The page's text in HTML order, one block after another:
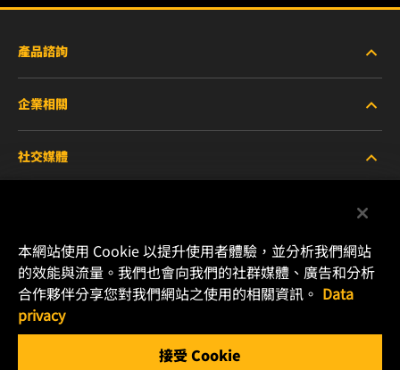
產品諮詢
重型設備車輛
小客車與商用車
賽車產品
企業相關
關於WIX
聯絡我們
職涯發展
社交媒體
Instagram
YouTube
本網站使用 Cookie 以提升使用者體驗，並分析我們網站
的效能與流量。我們也會向我們的社群媒體、廣告和分析
合作夥伴分享您對我們網站之使用的相關資訊。 Data
privacy
接受 Cookie